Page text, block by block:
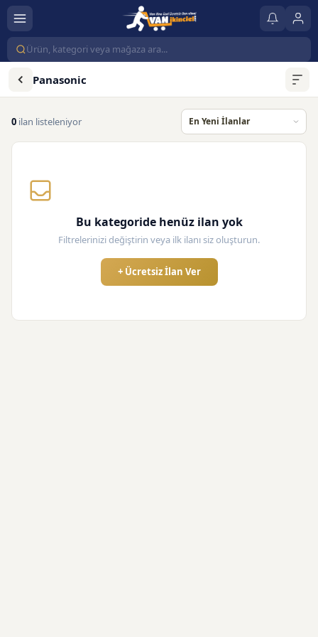
Panasonic
0 ilan listeleniyor
Bu kategoride henüz ilan yok
Filtrelerinizi değiştirin veya ilk ilanı siz oluşturun.
+ Ücretsiz İlan Ver